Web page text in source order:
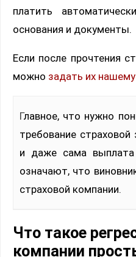
платить
основания и документы.
Если после прочтения
можно задать их
Главное, что нужно понимать сразу: не каждое
требование
и даже сама
означают, что
страховой компании.
Что такое
компании